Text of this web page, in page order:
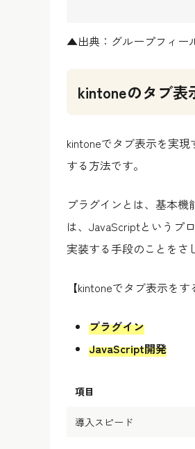
▲出典：グループフィー
kintoneのタブ表
kintoneでタブ表示を実
する方法です。
プラグインとは、基本
は、JavaScriptというプ
実装する手段のことをさ
【kintoneでタブ表示をす
プラグイン
JavaScript開発
項目
導入スピード